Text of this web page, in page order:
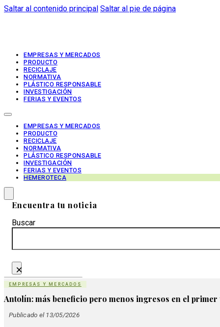
Saltar al contenido principal Saltar al pie de página
EMPRESAS Y MERCADOS
PRODUCTO
RECICLAJE
NORMATIVA
PLÁSTICO RESPONSABLE
INVESTIGACIÓN
FERIAS Y EVENTOS
EMPRESAS Y MERCADOS
PRODUCTO
RECICLAJE
NORMATIVA
PLÁSTICO RESPONSABLE
INVESTIGACIÓN
FERIAS Y EVENTOS
HEMEROTECA
Encuentra tu noticia
Buscar
×
EMPRESAS Y MERCADOS
Antolín: más beneficio pero menos ingresos en el
Publicado el 13/05/2026